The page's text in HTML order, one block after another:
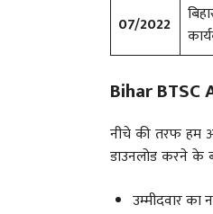
07/2022
Bihar BTSC
नीचे की तरफ हम
डाउनलोड करने के
उम्मीदवार का